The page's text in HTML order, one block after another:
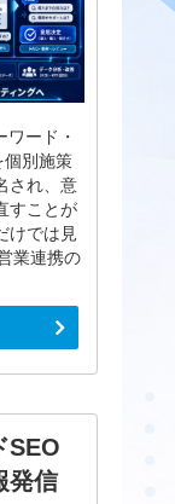
ード・
個別施策
され、意
すことが
けでは見
業連携の
SEO
発信